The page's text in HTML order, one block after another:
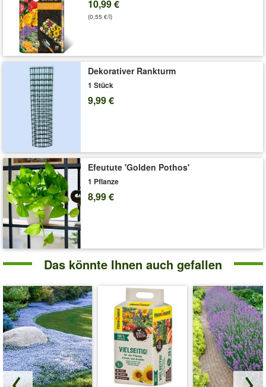
Liefergröße:11 cm Topf
'Punica 'Uniqa®''
10,99 €
(0,55 €/l)
Dekorativer Rankturm
1 Stück
9,99 €
Efeutute 'Golden Pothos'
1 Pflanze
8,99 €
Das könnte Ihnen auch gefallen